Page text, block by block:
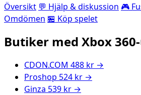
Översikt 💬 Hjälp & diskussion 🎮
Omdömen 🏪 Köp spelet
Butiker med Xbox
CDON.COM 488 kr →
Proshop 524 kr →
Ginza 539 kr →